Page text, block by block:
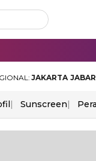
JAKARTA JABAR
Sunscreen